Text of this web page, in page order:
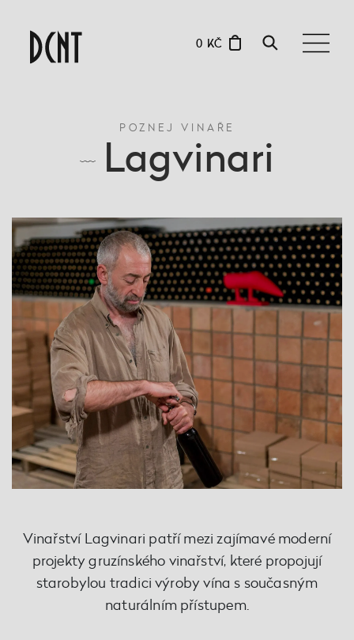
0 KČ
POZNEJ VINAŘE
Lagvinari
Vinařství Lagvinari patří mezi zajímavé moderní
projekty gruzínského vinařství, které propojují
starobylou tradici výroby vína s současným
naturálním přístupem.